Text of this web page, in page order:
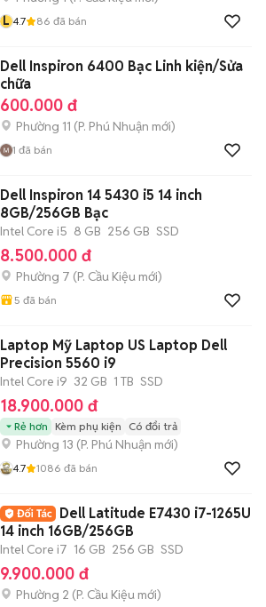
L 4.7 86 đã bán
Dell Inspiron 6400 Bạc Linh kiện/Sửa
chữa
600.000 đ
Phường 11 (P. Phú Nhuận mới)
1 đã bán
Dell Inspiron 14 5430 i5 14 inch
8GB/256GB Bạc
Intel Core i5 8 GB 256 GB SSD
8.500.000 đ
Phường 7 (P. Cầu Kiệu mới)
5 đã bán
Laptop Mỹ Laptop US Laptop Dell
Precision 5560 i9
Intel Core i9 32 GB 1 TB SSD
18.900.000 đ
Rẻ hơn Kèm phụ kiện Có đổi trả
Phường 13 (P. Phú Nhuận mới)
4.7 1086 đã bán
Dell Latitude E7430 i7-1265U
14 inch 16GB/256GB
Intel Core i7 16 GB 256 GB SSD
9.900.000 đ
Phường 2 (P. Cầu Kiệu mới)